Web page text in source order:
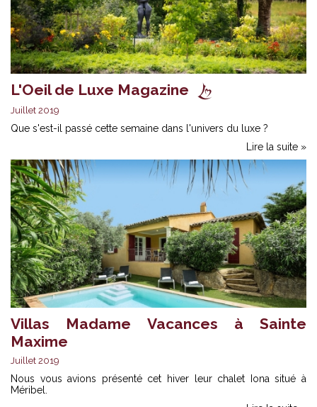
L'Oeil de Luxe Magazine
Juillet 2019
Que s'est-il passé cette semaine dans l'univers du luxe ?
Lire la suite »
Villas Madame Vacances à Sainte
Maxime
Juillet 2019
Nous vous avions présenté cet hiver leur chalet Iona situé à
Méribel.